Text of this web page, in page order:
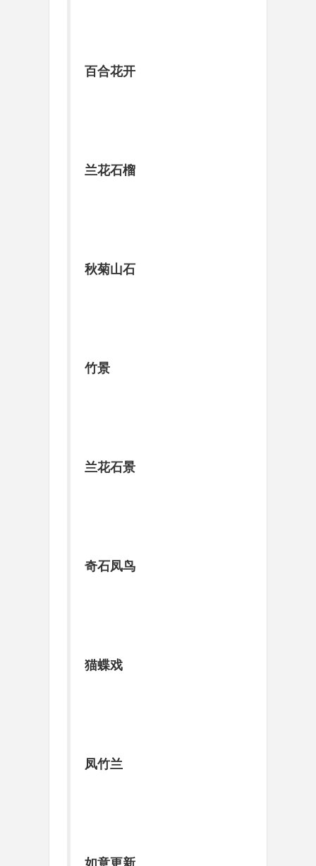
百合花开
兰花石榴
秋菊山石
竹景
兰花石景
奇石凤鸟
猫蝶戏
凤竹兰
如意更新